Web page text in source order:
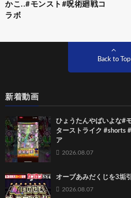
かこ..#モンスト#呪術廻戦コ
ラボ
Back to Top
新着動画
ひょうたんやばいよな#
ターストライク #shorts
ア
2026.08.07
オーブあみだくじを3垢
2026.08.07